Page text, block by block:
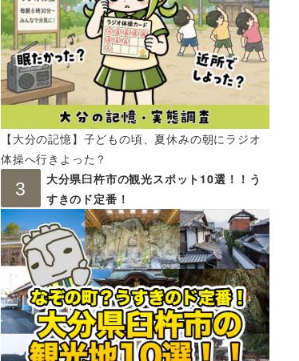
【大分の記憶】子どもの頃、夏休みの朝にラジオ
体操へ行きよった？
大分県臼杵市の観光スポット10選！！う
すきのド定番！